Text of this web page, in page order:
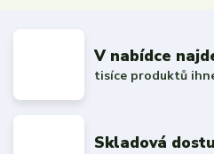
V nabídce
tisíce produktů
Skladová